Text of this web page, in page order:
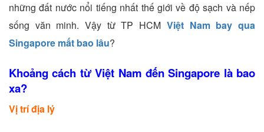
những đất nước nổi tiếng nhất thế giới về độ sạch và nếp
sống văn minh. Vậy từ TP HCM Việt Nam bay qua
Singapore mất bao lâu?
Khoảng cách từ Việt Nam đến Singapore là bao
xa?
Vị trí địa lý